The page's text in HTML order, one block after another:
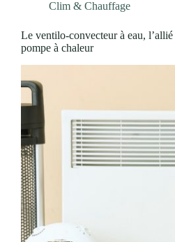
Clim & Chauffage
Le ventilo-convecteur à eau,
pompe à chaleur